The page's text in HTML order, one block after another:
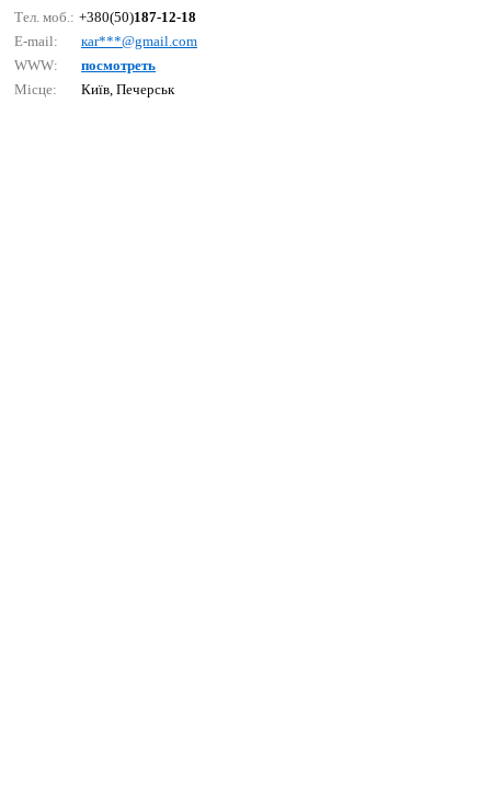
Тел. моб.: +380(50)187-12-18
E-mail:
каr***@gmаil.соm
WWW:
посмотреть
Місце:
Київ, Печерськ